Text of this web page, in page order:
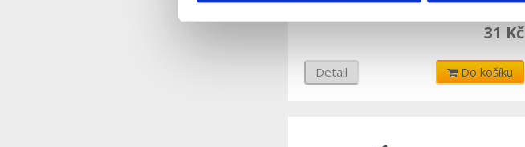
31 Kč
Detail Do košíku